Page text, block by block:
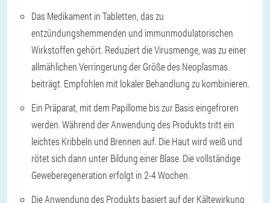
Das Medikament in Tabletten, das zu
entzündungshemmenden und immunmodulatorischen
Wirkstoffen gehört. Reduziert die Virusmenge, was zu einer
allmählichen Verringerung der Größe des Neoplasmas
beiträgt. Empfohlen mit lokaler Behandlung zu kombinieren.
Ein Präparat, mit dem Papillome bis zur Basis eingefroren
werden. Während der Anwendung des Produkts tritt ein
leichtes Kribbeln und Brennen auf. Die Haut wird weiß und
rötet sich dann unter Bildung einer Blase. Die vollständige
Geweberegeneration erfolgt in 2-4 Wochen.
Die Anwendung des Produkts basiert auf der Kältewirkung